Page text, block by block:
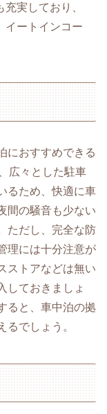
実しており、
イートインコー
におすすめできる
広々とした駐車
るため、快適に車
間の騒音も少ない
ただし、完全な防
理には十分注意が
ストアなどは無い
しておきましょ
ると、車中泊の拠
るでしょう。